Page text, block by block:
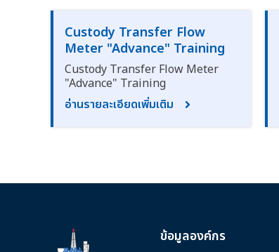
Custody Transfer Flow
Meter "Advance" Training
Custody Transfer Flow Meter
"Advance" Training
อ่านรายละเอียดเพิ่มเติม
ข้อมูลองค์กร